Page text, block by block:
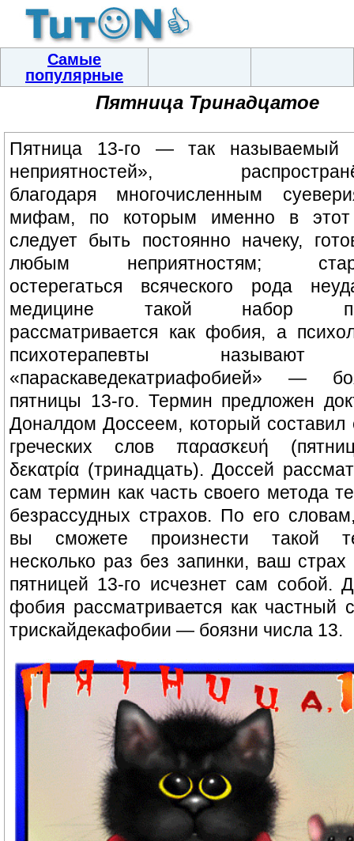
Самые
популярные
Пятница Тринадцатое
Пятница 13-го — так называемый
неприятностей»,
благодаря многочисленным
мифам, по которым именно в
следует быть постоянно начеку,
любым неприятностям;
остерегаться всяческого рода
медицине такой набор
рассматривается как фобия, а
психотерапевты
«параскаведекатриафобией» —
пятницы 13-го. Термин предложен
Доналдом Доссеем, который составил
греческих слов παρασκευή
δεκατρία (тринадцать). Доссей
сам термин как часть своего метода
безрассудных страхов. По его
вы сможете произнести такой
несколько раз без запинки, ваш страх
пятницей 13-го исчезнет сам собой.
фобия рассматривается как частный
трискайдекафобии — боязни числа 13.